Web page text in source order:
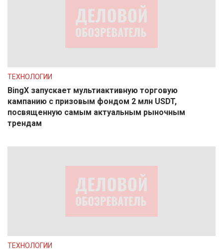
ТЕХНОЛОГИИ
BingX запускает мультиактивную торговую
кампанию с призовым фондом 2 млн USDT,
посвященную самым актуальным рыночным
трендам
ТЕХНОЛОГИИ